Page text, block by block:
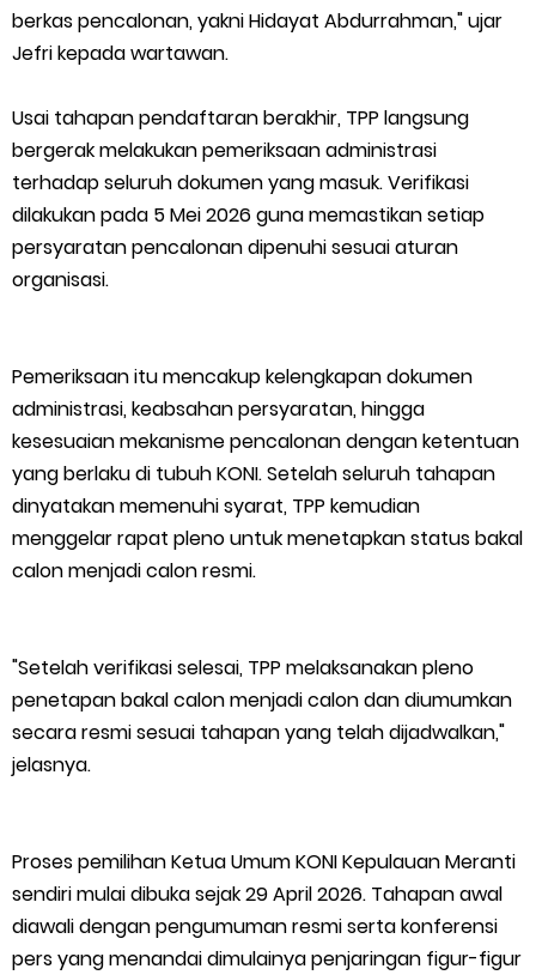
dan Gambut
Kapolres Kep. Meranti Besuk Tokoh Masyarakat H. Katan di
RSUD Selatpanjang
Polsek Sabak Auh Bersama UPTD Pertanian Siapkan Lahan
Jagung 1,5 Hektare, Dukung Ketahanan Pangan
dengan Tepung Tawar, Persaudaraan Serumpun Kian Erat
Polsek Kawasan Pelabuhan Tembilahan Perkuat Ketahanan
Pangan Lewat Pendampingan Budidaya Jagung
Musyawarah LAM Ke-3 Tualang Sukses, Zulkifli Z (Nomor Urut 1)
Thursday, 6 August
berkas pencalonan, yakni Hidayat Abdurrahman," ujar
Jefri kepada wartawan.
Usai tahapan pendaftaran berakhir, TPP langsung
bergerak melakukan pemeriksaan administrasi
terhadap seluruh dokumen yang masuk. Verifikasi
dilakukan pada 5 Mei 2026 guna memastikan setiap
persyaratan pencalonan dipenuhi sesuai aturan
organisasi.
Pemeriksaan itu mencakup kelengkapan dokumen
administrasi, keabsahan persyaratan, hingga
kesesuaian mekanisme pencalonan dengan ketentuan
yang berlaku di tubuh KONI. Setelah seluruh tahapan
dinyatakan memenuhi syarat, TPP kemudian
menggelar rapat pleno untuk menetapkan status bakal
calon menjadi calon resmi.
"Setelah verifikasi selesai, TPP melaksanakan pleno
penetapan bakal calon menjadi calon dan diumumkan
secara resmi sesuai tahapan yang telah dijadwalkan,"
jelasnya.
Proses pemilihan Ketua Umum KONI Kepulauan Meranti
sendiri mulai dibuka sejak 29 April 2026. Tahapan awal
diawali dengan pengumuman resmi serta konferensi
pers yang menandai dimulainya penjaringan figur-figur